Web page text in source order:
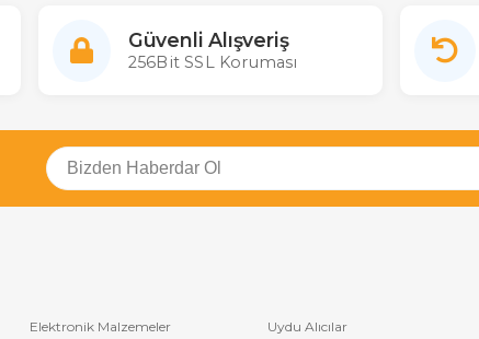
Güvenli Alışveriş
256Bit SSL Koruması
Elektronik Malzemeler Uydu Alıcılar